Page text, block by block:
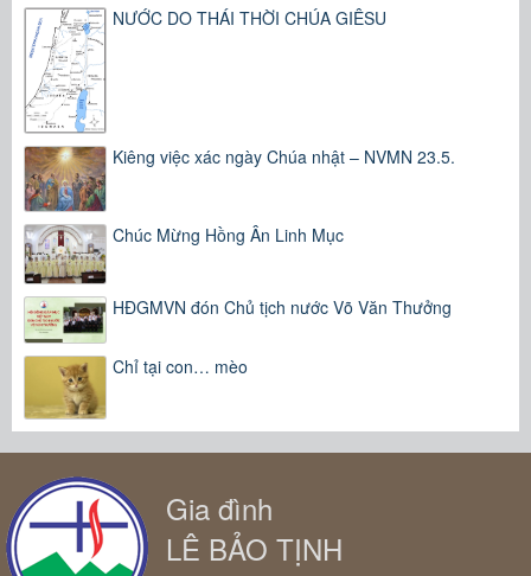
NƯỚC DO THÁI THỜI CHÚA GIÊSU
Kiêng việc xác ngày Chúa nhật – NVMN 23.5.
Chúc Mừng Hồng Ân Linh Mục
HĐGMVN đón Chủ tịch nước Võ Văn Thưởng
Chỉ tại con… mèo
Gia đình
LÊ BẢO TỊNH